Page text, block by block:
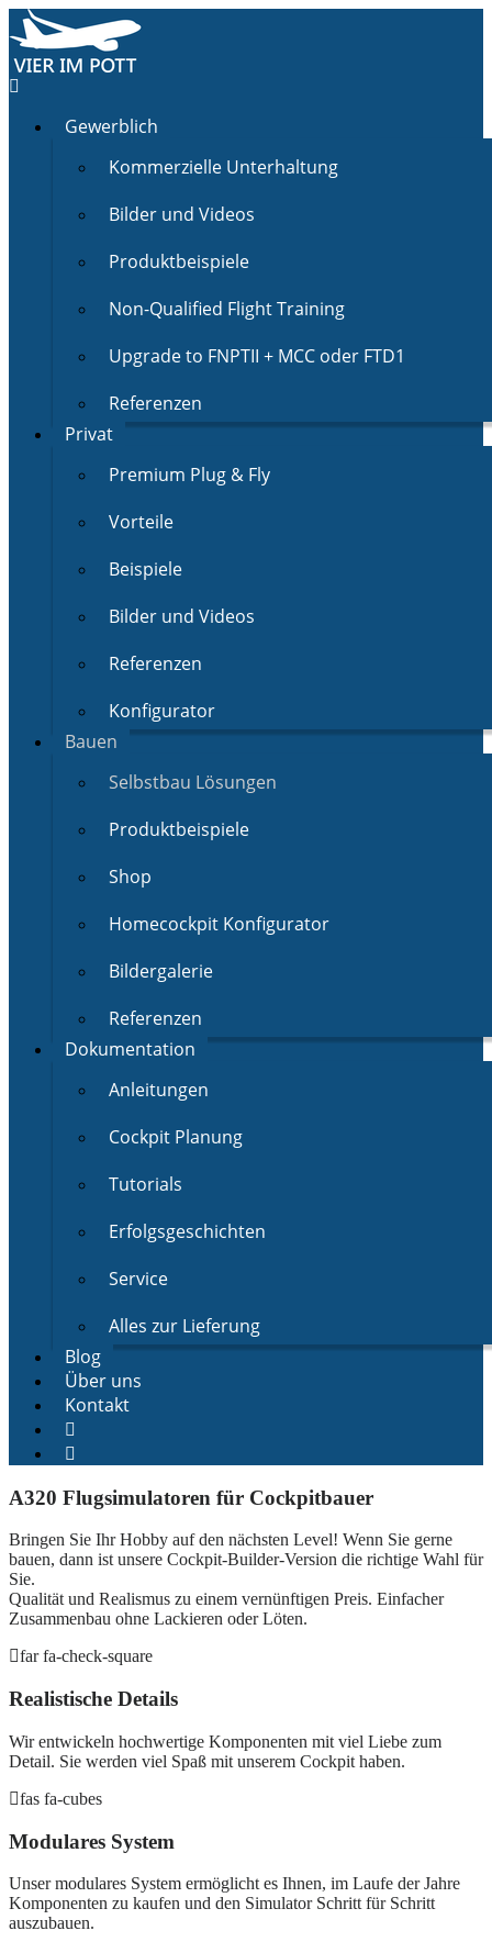
Gewerblich
Kommerzielle Unterhaltung
Bilder und Videos
Produktbeispiele
Non-Qualified Flight Training
Upgrade to FNPTII + MCC oder FTD1
Referenzen
Privat
Premium Plug & Fly
Vorteile
Beispiele
Bilder und Videos
Referenzen
Konfigurator
Bauen
Selbstbau Lösungen
Produktbeispiele
Shop
Homecockpit Konfigurator
Bildergalerie
Referenzen
Dokumentation
Anleitungen
Cockpit Planung
Tutorials
Erfolgsgeschichten
Service
Alles zur Lieferung
Blog
Über uns
Kontakt
A320 Flugsimulatoren für Cockpitbauer
Bringen Sie Ihr Hobby auf den nächsten Level! Wenn Sie gerne
bauen, dann ist unsere Cockpit-Builder-Version die richtige Wahl für
Sie.
Qualität und Realismus zu einem vernünftigen Preis. Einfacher
Zusammenbau ohne Lackieren oder Löten.
far fa-check-square
Realistische Details
Wir entwickeln hochwertige Komponenten mit viel Liebe zum
Detail. Sie werden viel Spaß mit unserem Cockpit haben.
fas fa-cubes
Modulares System
Unser modulares System ermöglicht es Ihnen, im Laufe der Jahre
Komponenten zu kaufen und den Simulator Schritt für Schritt
auszubauen.